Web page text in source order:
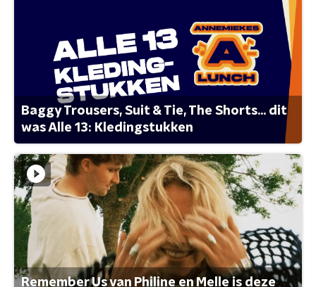
Baggy Trousers, Suit & Tie, The Shorts... dit
was Alle 13: Kledingstukken
Remember Us van Philine en Melle is deze